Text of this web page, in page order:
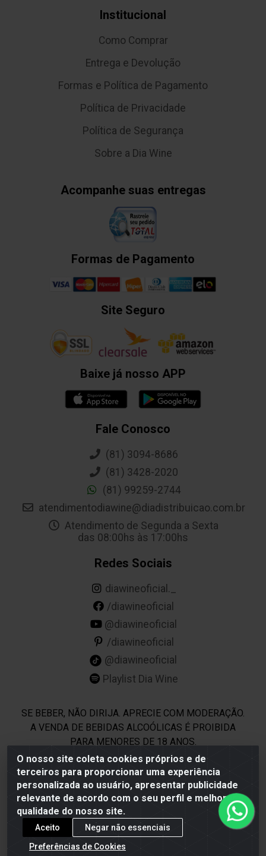
O nosso site coleta cookies próprios e de
terceiros para proporcionar uma experiência
personalizada ao usuário, apresentar publicidade
relevante de acordo com o seu perfil e melhorar a
qualidade do nosso site.
Aceito
Negar não essenciais
Preferências de Cookies
Institucional
Como Comprar
Entrega e Devolução
Formas e Política de Pagamento
Política de Privacidade
Política de Segurança
Sobre a Dia Wine
Acompanhe suas entregas
Formas de Pagamento
Site Seguro
Baixe já nosso APP
Fale Conosco
(81) 3094-8686
(81) 3428-2020
(81) 99259-2744
atendimentodiawine@diadistribuicao.com.br
Atendimento de Segunda a Sexta
das 08:00hs às 17:00hs
Redes Sociais
diawineoficial._
/diawineoficial
@diawineoficial
/diawineoficial
@diawineoficial
Playlist Dia Wine
SE BEBER, NÃO DIRIJA. APRECIE COM MODERAÇÃO.
A VENDA DE BEBIDAS ALCOÓLICAS É PROIBIDA
PARA MENORES DE 18 ANOS.
Dia Wine - Rodovia BR 232 KM 22,5 - Moreno/PE - CEP
54800-000 - CNPJ 69.944.973/0001-85